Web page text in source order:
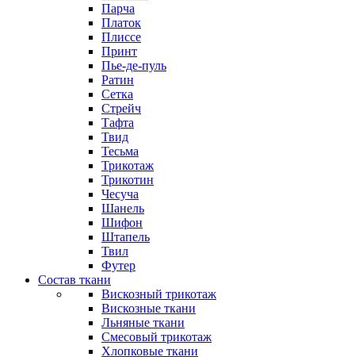
Парча
Платок
Плиссе
Принт
Пье-де-пуль
Ратин
Сетка
Стрейч
Тафта
Твид
Тесьма
Трикотаж
Трикотин
Чесуча
Шанель
Шифон
Штапель
Твил
Футер
Состав ткани
Вискозный трикотаж
Вискозные ткани
Льняные ткани
Смесовый трикотаж
Хлопковые ткани